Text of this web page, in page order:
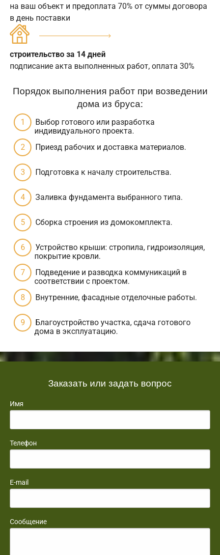
на ваш объект и предоплата 70% от суммы договора
в день поставки
строительство за 14 дней
подписание акта выполненных работ, оплата 30%
Порядок выполнения работ при возведении
дома из бруса:
Выбор готового или разработка
индивидуального проекта.
Приезд рабочих и доставка материалов.
Подготовка к началу строительства.
Заливка фундамента выбранного типа.
Сборка строения из домокомплекта.
Устройство крыши: стропила, гидроизоляция,
покрытие кровли.
Подведение и разводка коммуникаций в
соответствии с проектом.
Внутренние, фасадные отделочные работы.
Благоустройство участка, сдача готового
дома в эксплуатацию.
Заказать или задать вопрос
Имя
Телефон
E-mail
Сообщение